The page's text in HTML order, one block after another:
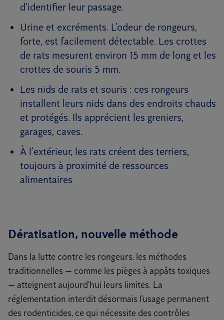
d’identifier leur passage.
Urine et excréments. L’odeur de rongeurs,
forte, est facilement détectable. Les crottes
de rats mesurent environ 15 mm de long et les
crottes de souris 5 mm.
Les nids de rats et souris : ces rongeurs
installent leurs nids dans des endroits chauds
et protégés. Ils apprécient les greniers,
garages, caves.
À l’extérieur, les rats créent des terriers,
toujours à proximité de ressources
alimentaires
Dératisation, nouvelle méthode
Dans la lutte contre les rongeurs, les méthodes
traditionnelles — comme les pièges à appâts toxiques
— atteignent aujourd’hui leurs limites. La
réglementation interdit désormais l’usage permanent
des rodenticides, ce qui nécessite des contrôles